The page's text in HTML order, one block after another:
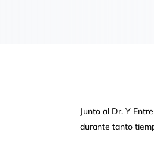
Junto al Dr. Y
durante tanto